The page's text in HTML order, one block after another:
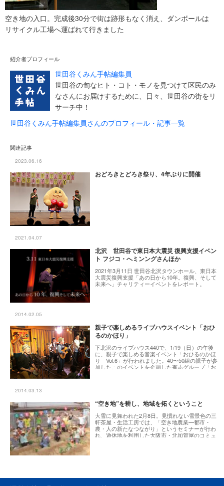
空き地の入口。完成後30分で街は跡形もなく消え、ダンボールは
リサイクル工場へ運ばれて行きました
紹介者プロフィール
世田谷くみん手帖編集員
世田谷の旬なヒト・コト・モノを見つけて区民のみ
なさんにお届けするために、日々、世田谷の街をリ
サーチ中！
世田谷くみん手帖編集員さんのプロフィール・記事一覧
関連記事
2023.06.16
おどろきとどろき祭り、4年ぶりに開催
2021.04.07
北沢 世田谷で東日本大震災 復興支援イベン
ト フジコ・へミンングさんほか
2021年3月11日 世田谷北沢タウンホール、東日本
大震災復興支援「あの日から10年。復興、そして
未来へ」チャリティーイベントをレポート。
2014.02.05
親子で楽しめるライブハウスイベント「おひ
るのかほり」
下北沢のライブハウス440で、1/19（日）の午後
に、親子で楽しめる音楽イベント「おひるのかほ
り Vol.6」が行われました。40〜50組の親子が参
加したこのイベントを企画した有志グループ「お
で欲しい、と始まったこのイベント。筆者も子連
れでのぞいてみました。 （まちとこ出版社／石塚
由香子）
2014.03.13
“空き地”を耕し、地域を拓くということ
大雪に見舞われた2月8日。見慣れない雪景色の三
軒茶屋・生活工房では、「空き地農業―都市・
農・人の新たなつながり」というセミナーが行わ
れ、遊休地を利用した大阪市・北加賀屋のコミュ